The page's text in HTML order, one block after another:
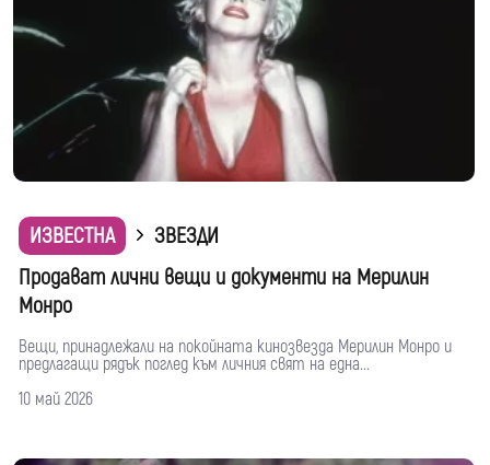
ИЗВЕСТНА
ЗВЕЗДИ
Продават лични вещи и документи на Мерилин
Монро
Вещи, принадлежали на покойната кинозвезда Мерилин Монро и
предлагащи рядък поглед към личния свят на една...
10 май 2026